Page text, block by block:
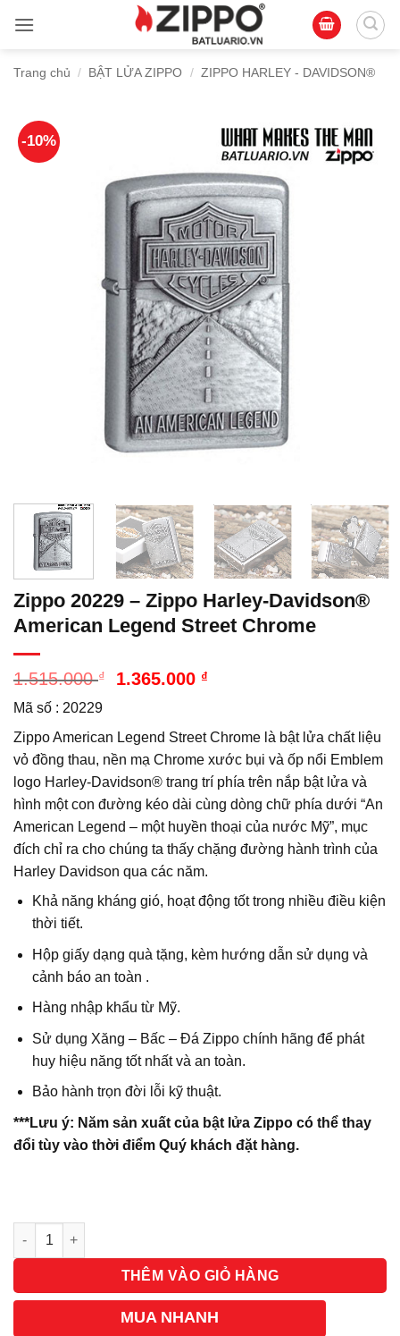
qua
dungTrang chủ / BẬT LỬA ZIPPO / ZIPPO HARLEY - DAVIDSON®
-10%
Zippo 20229 – Zippo Harley-Davidson®
American Legend Street Chrome
1.515.000₫
Giá
1.515.000 ₫.
1.365.000 ₫
là:
1.365.000 ₫.
Mã số : 20229
Zippo American Legend Street Chrome là bật lửa chất liệu
vỏ đồng thau, nền mạ Chrome xước bụi và ốp nổi Emblem
logo Harley-Davidson® trang trí phía trên nắp bật lửa và
hình một con đường kéo dài cùng dòng chữ phía dưới “An
American Legend – một huyền thoại của nước Mỹ”, mục
đích chỉ ra cho chúng ta thấy chặng đường hành trình của
Harley Davidson qua các năm.
Khả năng kháng gió, hoạt động tốt trong nhiều điều kiện
thời tiết.
Hộp giấy dạng quà tặng, kèm hướng dẫn sử dụng và
cảnh báo an toàn .
Hàng nhập khẩu từ Mỹ.
Sử dụng Xăng – Bấc – Đá Zippo chính hãng để phát
huy hiệu năng tốt nhất và an toàn.
Bảo hành trọn đời lỗi kỹ thuật.
***Lưu ý: Năm sản xuất của bật lửa Zippo có thể thay
đổi tùy vào thời điểm Quý khách đặt hàng.
Số lượng
THÊM VÀO GIỎ HÀNG
MUA NHANH